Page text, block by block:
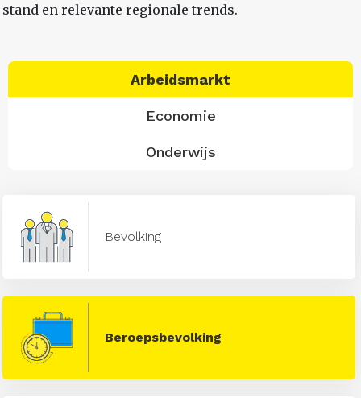
stand en relevante regionale trends.
Arbeidsmarkt
Economie
Onderwijs
Bevolking
Beroepsbevolking